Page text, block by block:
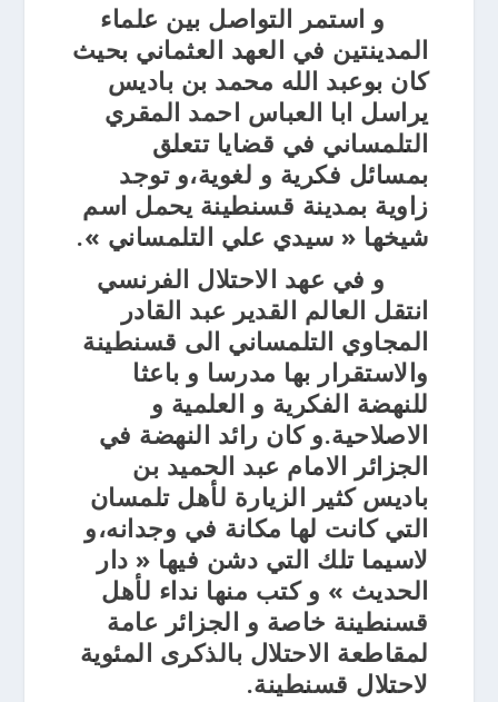
و استمر التواصل بين علماء
المدينتين في العهد العثماني بحيث
كان بوعبد الله محمد بن باديس
يراسل ابا العباس احمد المقري
التلمساني في قضايا تتعلق
بمسائل فكرية و لغوية،و توجد
زاوية بمدينة قسنطينة يحمل اسم
شيخها « سيدي علي التلمساني ».
و في عهد الاحتلال الفرنسي
انتقل العالم القدير عبد القادر
المجاوي التلمساني الى قسنطينة
والاستقرار بها مدرسا و باعثا
للنهضة الفكرية و العلمية و
الاصلاحية.و كان رائد النهضة في
الجزائر الامام عبد الحميد بن
باديس كثير الزيارة لأهل تلمسان
التي كانت لها مكانة في وجدانه،و
لاسيما تلك التي دشن فيها « دار
الحديث » و كتب منها نداء لأهل
قسنطينة خاصة و الجزائر عامة
لمقاطعة الاحتلال بالذكرى المئوية
لاحتلال قسنطينة.